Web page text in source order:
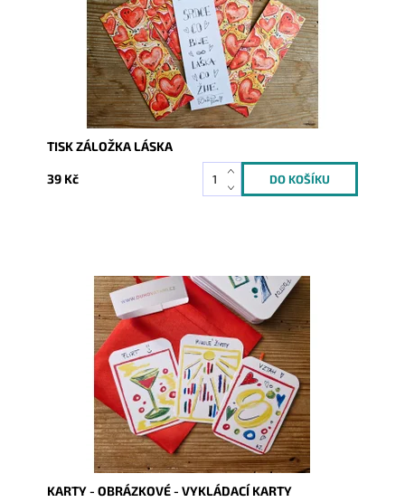
TISK ZÁLOŽKA LÁSKA
39 Kč
Dostupnost:
Skladem
9371
KARTY - OBRÁZKOVÉ - VYKLÁDACÍ KARTY